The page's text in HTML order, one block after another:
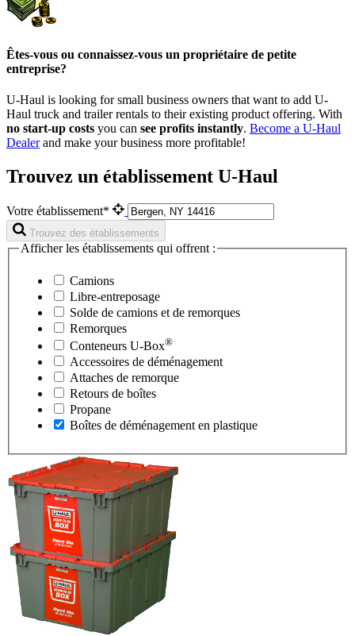
Êtes-vous ou connaissez-vous un propriétaire de petite
entreprise?
U-Haul is looking for small business owners that want to add U-
Haul truck and trailer rentals to their existing product offering. With
no start-up costs you can see profits instantly. Become a U-Haul
Dealerand make your business more profitable!
Trouvez un établissement U-Haul
Votre établissement*
Trouvez des établissements
Afficher les établissements qui offrent :
Camions
Libre-entreposage
Solde de camions et de remorques
Remorques
Conteneurs U-Box®
Accessoires de déménagement
Attaches de remorque
Retours de boîtes
Propane
Boîtes de déménagement en plastique